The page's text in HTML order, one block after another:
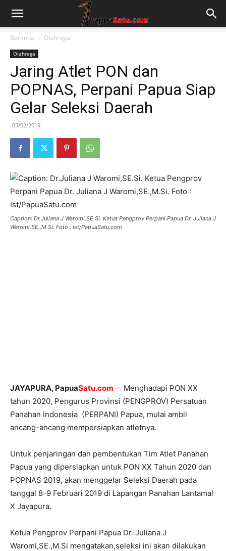
Beranda Olahraga
Olahraga
Jaring Atlet PON dan
POPNAS, Perpani Papua Siap
Gelar Seleksi Daerah
05/02/2019
Caption: Dr.Juliana J Waromi,SE.Si. Ketua Pengprov Perpani Papua Dr. Juliana J
Waromi,SE.,M.Si. Foto : Ist/PapuaSatu.com
JAYAPURA, PapuaSatu.com – Menghadapi PON XX
tahun 2020, Pengurus Provinsi (PENGPROV) Persatuan
Panahan Indonesia (PERPANI) Papua, mulai ambil
ancang-ancang mempersiapkan atletnya.
Untuk penjaringan dan pembentukan Tim Atlet Panahan
Papua yang dipersiapkan untuk PON XX Tahun 2020 dan
POPNAS 2019, akan menggelar Seleksi Daerah pada
tanggal 8-9 Februari 2019 di Lapangan Panahan Lantamal
X Jayapura.
Ketua Pengprov Perpani Papua Dr. Juliana J
Waromi,SE.,M.Si mengatakan,seleksi ini akan dilakukan